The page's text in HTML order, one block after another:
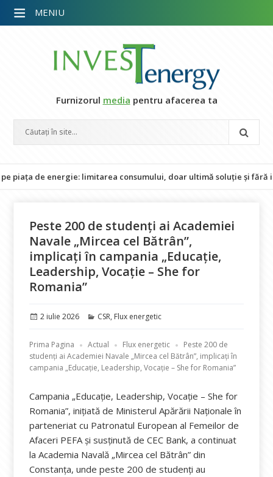
Furnizorul media pentru afacerea ta
energie: limitarea consumului, doar ultimă soluție și fără impact
Peste 200 de studenți ai Academiei
Navale „Mircea cel Bătrân”,
implicați în campania „Educație,
Leadership, Vocație – She for
Romania”
Publicat
2 iulie 2026 Categorii
CSR, Flux energetic
Prima Pagina Actual Flux energetic
Peste 200 de
studenți ai Academiei Navale „Mircea cel Bătrân”, implicați în
campania „Educație, Leadership, Vocație – She for Romania”
Campania „Educație, Leadership, Vocație – She for
Romania”, inițiată de Ministerul Apărării Naționale în
parteneriat cu Patronatul European al Femeilor de
Afaceri PEFA și susținută de CEC Bank, a continuat
la Academia Navală „Mircea cel Bătrân” din
Constanța, unde peste 200 de studenți au
MENIU